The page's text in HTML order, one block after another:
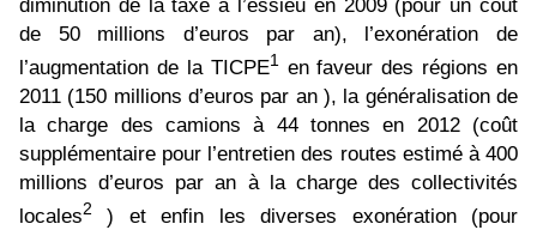
diminution de la taxe à l’essieu en 2009 (pour un coût
de 50 millions d’euros par an), l’exonération de
l’augmentation de la TICPE1en faveur des régions en
2011 (150 millions d’euros par an ), la généralisation de
la charge des camions à 44 tonnes en 2012 (coût
supplémentaire pour l’entretien des routes estimé à 400
millions d’euros par an à la charge des collectivités
locales2
) et enfin les diverses exonération (pour